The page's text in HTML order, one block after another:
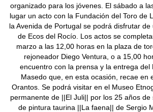
organizado para los jóvenes. El sábado a
lugar un acto con la Fundación del Toro de
la Avenida de Portugal se podrá disfrutar
de Ecos del Rocío. Los actos se
marzo a las 12,00 horas en la plaza de
rejoneador Diego Ventura, o a 15,00
encuentro con la prensa y la entrega del
Masedo que, en esta ocasión, recae en
Orantos. Se podrá visitar en el Museo
permanente de ||El Juli|| por los 25 años de
de pintura taurina ||La faena|| de Sergio